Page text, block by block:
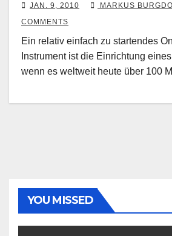
JAN. 9, 2010 MARKUS
COMMENTS
Ein relativ einfach zu startendes
Instrument ist die Einrichtung
wenn es weltweit heute über 100
YOU MISSED